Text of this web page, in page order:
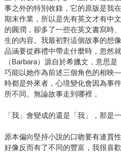
事之外的特別收錄，它的原版是我
期末作業，所以是先有英文才有中
的圓潤，卻多了一些在英文書寫時
生的內容。我最初對這個故事的想
品涵要從葬禮中帶走什麼時，忽然
（Barbara）源自於希臘文，意思
巧能以她作為前述三個角色的相映
時都是外來者，心境變化會因為事
所不同。無論故事走到哪裡，
「我」會變成的還是「我」，那是
原本偏向堅持小說的口吻要有連貫
好像反而有了不同的豐富，我很喜